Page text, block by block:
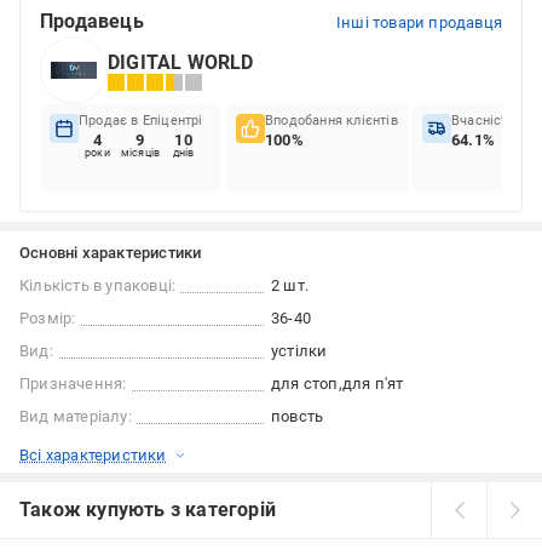
Продавець Інші товари продавця
DIGITAL WORLD
Продає в Епіцентрі
4
роки
9
місяців
10
днів
Вподобання клієнтів
100%
Вчасність
64.1%
Основні характеристики
Кількість в упаковці:
2 шт.
Розмір:
36-40
Вид:
устілки
Призначення:
для стоп для п'ят
Вид матеріалу:
повсть
Всі характеристики
Також купують з категорій